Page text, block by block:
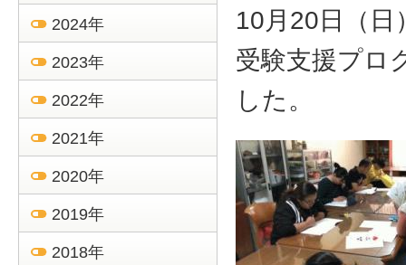
10月20日（
受験支援プロ
した。
2024年
2023年
2022年
2021年
2020年
2019年
2018年